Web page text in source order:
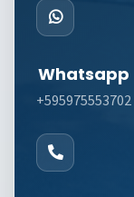
Whatsapp
+595975553702